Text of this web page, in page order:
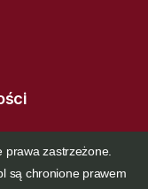
zastrzeżone.
są chronione prawem